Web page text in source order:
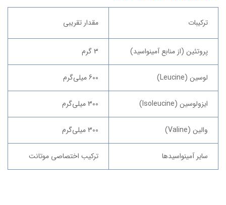
ترکیبات مقدار تقریبی
پروتئین (از منابع آمینواسید) 3 گرم
لوسین (Leucine) 600 میلی‌گرم
ایزولوسین (Isoleucine) 300 میلی‌گرم
والین (Valine) 300 میلی‌گرم
سایر آمینواسیدها ترکیب اختصاصی موتانت